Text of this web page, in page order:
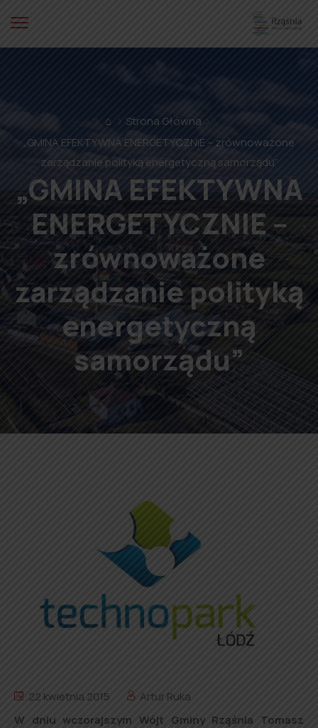
⌂
Strona Główna
„GMINA EFEKTYWNA ENERGETYCZNIE – zrównoważone
zarządzanie polityką energetyczną samorządu”
„GMINA EFEKTYWNA
ENERGETYCZNIE –
zrównoważone
zarządzanie polityką
energetyczną
samorządu”
22 kwietnia 2015
Artur Ruka
W dniu wczorajszym Wójt Gminy Rząśnia Tomasz